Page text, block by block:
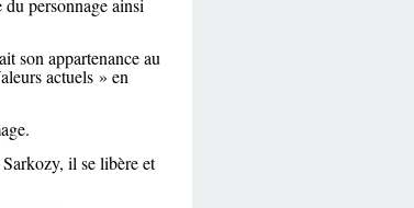
personnage ainsi
son appartenance au
actuels » en
il se libère et